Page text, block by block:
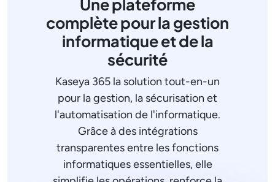
Une plateforme
complète pour la gestion
informatique et de la
sécurité
Kaseya 365 la solution tout-en-un
pour la gestion, la sécurisation et
l'automatisation de l'informatique.
Grâce à des intégrations
transparentes entre les fonctions
informatiques essentielles, elle